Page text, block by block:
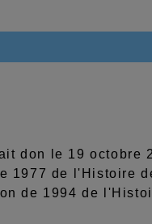
don le 19 octobre
1977 de l'Histoire
de 1994 de